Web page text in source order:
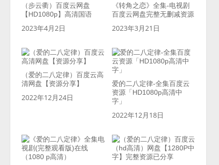
（步云衢）百度云网盘
【HD1080p】高清国语
2023年4月2日
《转角之恋》全集-电视剧
百度云网盘完整无删减资源
2023年3月21日
（爱的二八定律）百度云高
清网盘【资源分享】
2022年12月24日
爱的二八定律-全集百度云
资源「HD1080p高清中
字」
2022年12月18日